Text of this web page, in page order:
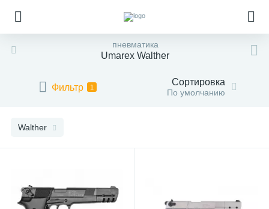
пневматика
Umarex Walther
Фильтр 1 Сортировка
По умолчанию
Walther